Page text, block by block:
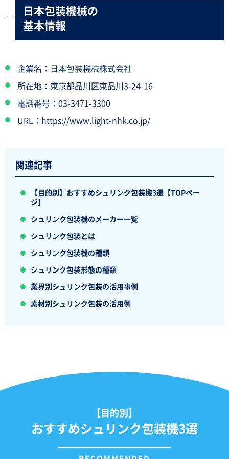
日本包装機械の
基本情報
企業名：日本包装機械株式会社
所在地：東京都品川区東品川3-24-16
電話番号：03-3471-3300
URL：https://www.light-nhk.co.jp/
関連記事
【目的別】おすすめシュリンク包装機3選【TOPペー
ジ】
シュリンク包装機のメーカー一覧
シュリンク包装とは
シュリンク包装機の種類
シュリンク包装形態の種類
業界別シュリンク包装の活用事例
素材別シュリンク包装の活用例
【目的別】
おすすめシュリンク包装機3選